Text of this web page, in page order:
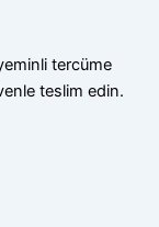
tercüme
teslim edin.